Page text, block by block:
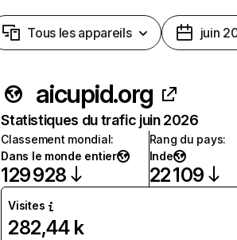
Tous les appareils juin
aicupid.org
Statistiques du trafic juin 2026
Classement mondial:
Dans le monde entier
129 928
Rang du pays:
Inde
22 109
Visites
282,44 k